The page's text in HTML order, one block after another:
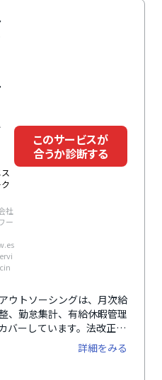
導入されています。
社
ー
このサービスが
合うか診断する
ウトソーシングは、月次給
、勤怠集計、有給休暇管理
バーしています。法改正に
計算を提供。​また、データ
とのフローに合わせて柔軟
営業日での納品が可能で
詳細をみる